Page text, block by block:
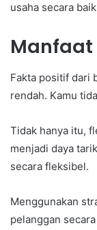
usaha secara
Manfaat
Fakta positif dari
rendah. Kamu
Tidak hanya itu,
menjadi daya
secara fleksibel.
Menggunakan
pelanggan